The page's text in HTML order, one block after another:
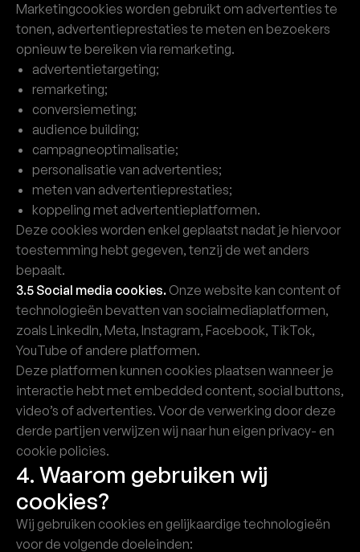
Marketingcookies worden gebruikt om advertenties te
tonen, advertentieprestaties te meten en bezoekers
opnieuw te bereiken via remarketing.
advertentietargeting;
remarketing;
conversiemeting;
audience building;
campagneoptimalisatie;
personalisatie van advertenties;
meten van advertentieprestaties;
koppeling met advertentieplatformen.
Deze cookies worden enkel geplaatst nadat je hiervoor
toestemming hebt gegeven, tenzij de wet anders
bepaalt.
3.5 Social media cookies. Onze website kan content of
technologieën bevatten van socialmediaplatformen,
zoals LinkedIn, Meta, Instagram, Facebook, TikTok,
YouTube of andere platformen.
Deze platformen kunnen cookies plaatsen wanneer je
interactie hebt met embedded content, social buttons,
video’s of advertenties. Voor de verwerking door deze
derde partijen verwijzen wij naar hun eigen privacy- en
cookie policies.
4. Waarom gebruiken wij
cookies?
Wij gebruiken cookies en gelijkaardige technologieën
voor de volgende doeleinden: